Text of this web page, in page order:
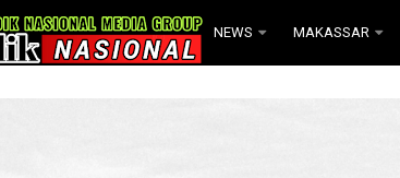
NEWS MAKASSAR